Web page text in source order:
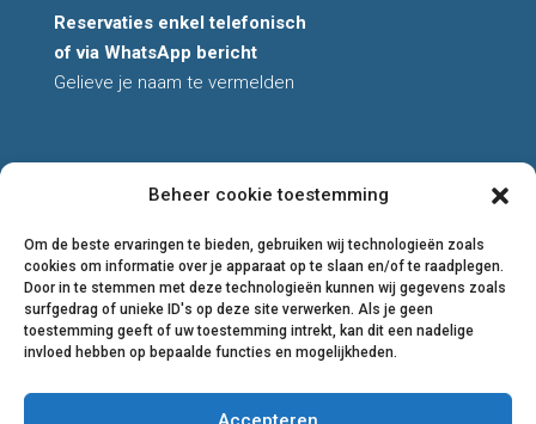
Beheer cookie toestemming
Om de beste ervaringen te bieden, gebruiken wij technologieën zoals
cookies om informatie over je apparaat op te slaan en/of te raadplegen.
Door in te stemmen met deze technologieën kunnen wij gegevens zoals
surfgedrag of unieke ID's op deze site verwerken. Als je geen
toestemming geeft of uw toestemming intrekt, kan dit een nadelige
invloed hebben op bepaalde functies en mogelijkheden.
Reservaties enkel telefonisch
of via WhatsApp bericht
Gelieve je naam te vermelden
All rights reserved
Privacyverklaring
Cookiebeleid
Algemene voorwaarden